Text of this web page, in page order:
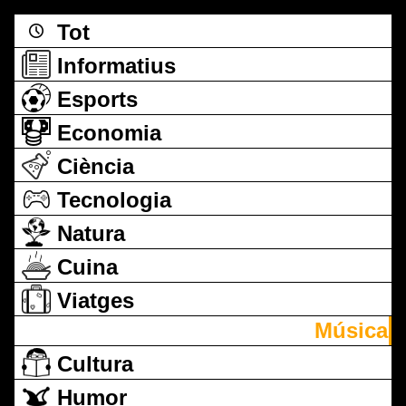
Tot
Informatius
Esports
Economia
Ciència
Tecnologia
Natura
Cuina
Viatges
Música
Cultura
Humor